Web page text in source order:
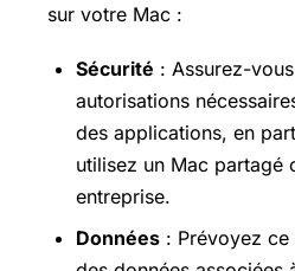
sur votre Mac :
Sécurité : Assurez-
autorisations
des applications, en
utilisez un Mac partagé
entreprise.
Données : Prévoyez